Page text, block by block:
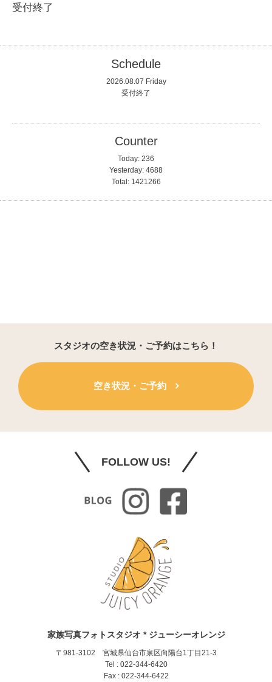
受付終了
Schedule
2026.08.07 Friday
受付終了
Counter
Today: 236
Yesterday: 4688
Total: 1421266
スタジオの空き状況・ご予約はこちら！
空き状況・ご予約
FOLLOW US!
家族写真フォトスタジオ * ジューシーオレンジ
〒981-3102 宮城県仙台市泉区向陽台1丁目21-3
Tel : 022-344-6420
Fax : 022-344-6422